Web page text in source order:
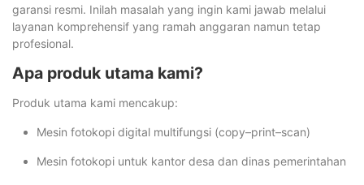
garansi resmi. Inilah masalah yang ingin kami jawab melalui
layanan komprehensif yang ramah anggaran namun tetap
profesional.
Apa produk utama kami?
Produk utama kami mencakup:
Mesin fotokopi digital multifungsi (copy–print–scan)
Mesin fotokopi untuk kantor desa dan dinas pemerintahan